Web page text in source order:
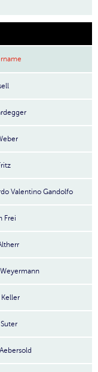
Valentino Gandolfo
Frei